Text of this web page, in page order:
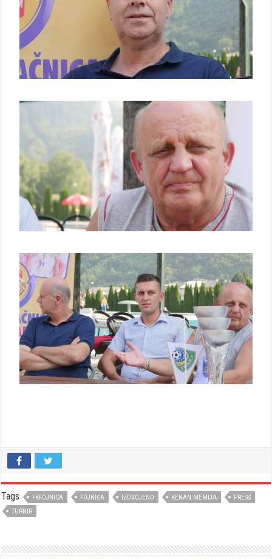
Tags FKFOJNICA FOJNICA IZDVOJENO KENAN MEMIJA
PRESS
TURNIR